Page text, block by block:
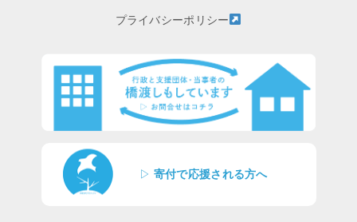
プライバシーポリシー
▷ 寄付で応援される方へ